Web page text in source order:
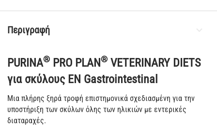
Περιγραφή
PURINA® PRO PLAN® VETERINARY DIETS
για σκύλους EN Gastrointestinal
Μια πλήρης ξηρά τροφή επιστημονικά σχεδιασμένη για την
υποστήριξη των σκύλων όλης των ηλικιών με εντερικές
διαταραχές.